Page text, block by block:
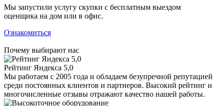
Мы запустили услугу скупки с бесплатным выездом
оценщика на дом или в офис.
Ознакомиться
Почему выбирают нас
Рейтинг Яндекса 5,0
Мы работаем с 2005 года и обладаем безупречной репутацией
среди постоянных клиентов и партнеров. Высокий рейтинг и
многочисленные отзывы отражают качество нашей работы.